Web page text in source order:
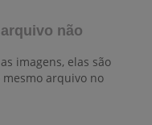
não
imagens, elas são
arquivo no